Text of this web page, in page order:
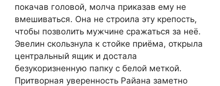
покачав головой, молча приказав ему не
вмешиваться. Она не строила эту крепость,
чтобы позволить мужчине сражаться за неё.
Эвелин скользнула к стойке приёма, открыла
центральный ящик и достала
безукоризненную папку с белой меткой.
Притворная уверенность Райана заметно